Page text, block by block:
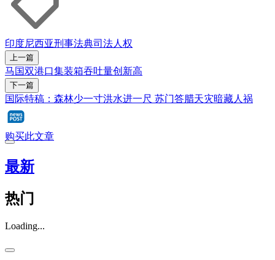
印度尼西亚刑事法典司法人权
上一篇
马国双港口集装箱吞吐量创新高
下一篇
国际特稿：森林少一寸洪水进一尺 苏门答腊天灾暗藏人祸
购买此文章
最新
热门
Loading...